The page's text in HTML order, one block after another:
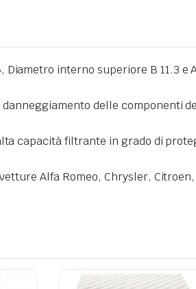
Diametro interno superiore B 11.3 e
danneggiamento delle
capacità filtrante in grado di
Alfa Romeo, Chrysler,